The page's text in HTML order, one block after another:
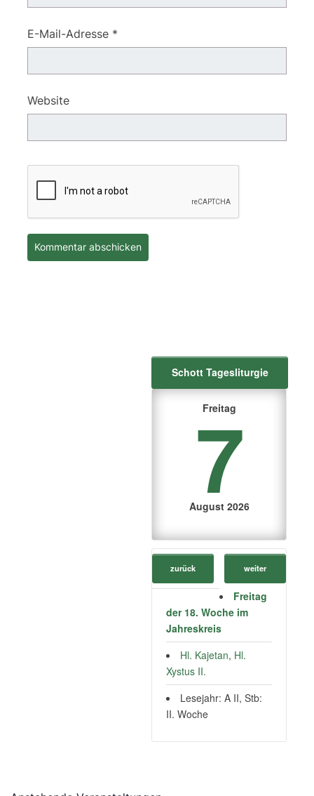
E-Mail-Adresse *
Website
Schott Tagesliturgie
Freitag
7
August 2026
zurück weiter
Freitag
der 18. Woche im
Jahreskreis
Hl. Kajetan, Hl.
Xystus II.
Lesejahr: A II, Stb:
II. Woche